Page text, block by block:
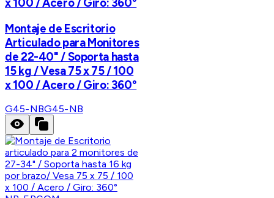
Montaje de Escritorio
Articulado para Monitores
de 22-40" / Soporta hasta
15 kg / Vesa 75 x 75 / 100
x 100 / Acero / Giro: 360°
G45-NBG45-NB